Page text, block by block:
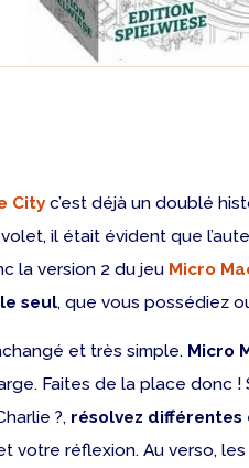
City c’est déjà un doublé
il était évident que
la version 2 du jeu Micro
seul, que vous possédiez
et très simple. Micro
Faites de la place donc
?, résolvez différentes
votre réflexion. Au verso,